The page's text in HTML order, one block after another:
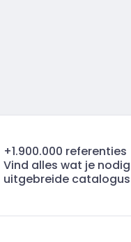
+1.900.000 referenties
Vind alles wat je
uitgebreide catalogus